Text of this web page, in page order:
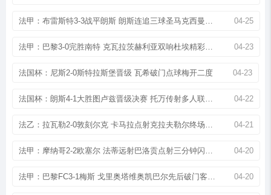
法甲：布雷斯特3-3战平朗斯 朗斯连追三球圣马克西曼绝平 04-25
法甲：巴黎3-0完胜南特 克瓦拉茨赫利亚双响杜埃精彩破门 04-23
法国杯：尼斯2-0斯特拉斯堡晋级 瓦希破门点球梅开二度 04-23
法国杯：朗斯4-1大胜图卢兹晋级决赛 托万传射多人联袂建功 04-22
法乙：拉瓦勒2-0敦刻尔克 卡马拉点射克拉夫勒尔终场锁胜 04-21
法甲：摩纳哥2-2欧塞尔 法蒂远射巴洛贡点射三分钟闪电扳平 04-20
法甲：巴黎FC3-1梅斯 戈里奥塔维奥凯巴尔先后破门客场取胜 04-20